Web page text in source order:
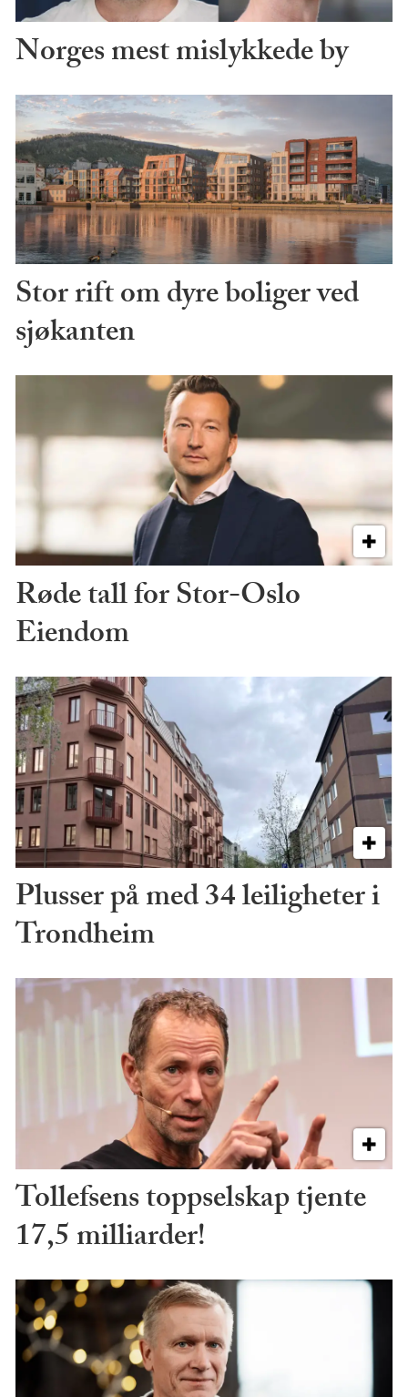
Norges mest mislykkede by
Stor rift om dyre boliger ved
sjøkanten
Røde tall for Stor-Oslo
Eiendom
Plusser på med 34 leiligheter i
Trondheim
Tollefsens toppselskap tjente
17,5 milliarder!